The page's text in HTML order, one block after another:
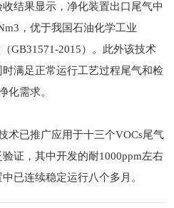
结果显示，净化装置出口尾气中
，优于我国石油化学工业
GB31571-2015）。此外该技术
满足正常运行工艺过程尾气和检
化需求。
已推广应用于十三个VOCs尾气
证，其中开发的耐1000ppm左右
已连续稳定运行八个多月。